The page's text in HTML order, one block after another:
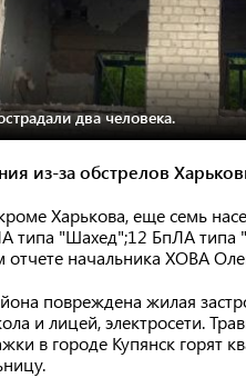
два человека.
из-за обстрелов
Харькова, еще семь
типа "Шахед";12 БпЛА типа
отчете начальника ХОВА
повреждена жилая
и лицей, электросети.
в городе Купянск горят